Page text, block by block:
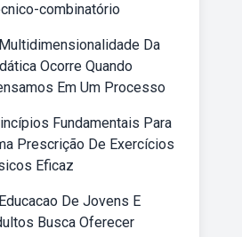
combinatório
Da
Ocorre Quando
Em Um Processo
Fundamentais Para
Prescrição De Exercícios
Eficaz
De Jovens E
Busca Oferecer